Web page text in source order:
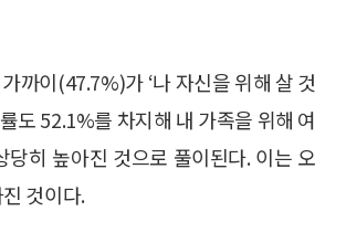
까이(47.7%)가 ‘나 자신을 위해 살 것
도 52.1%를 차지해 내 가족을 위해 여
히 높아진 것으로 풀이된다. 이는 오
것이다.